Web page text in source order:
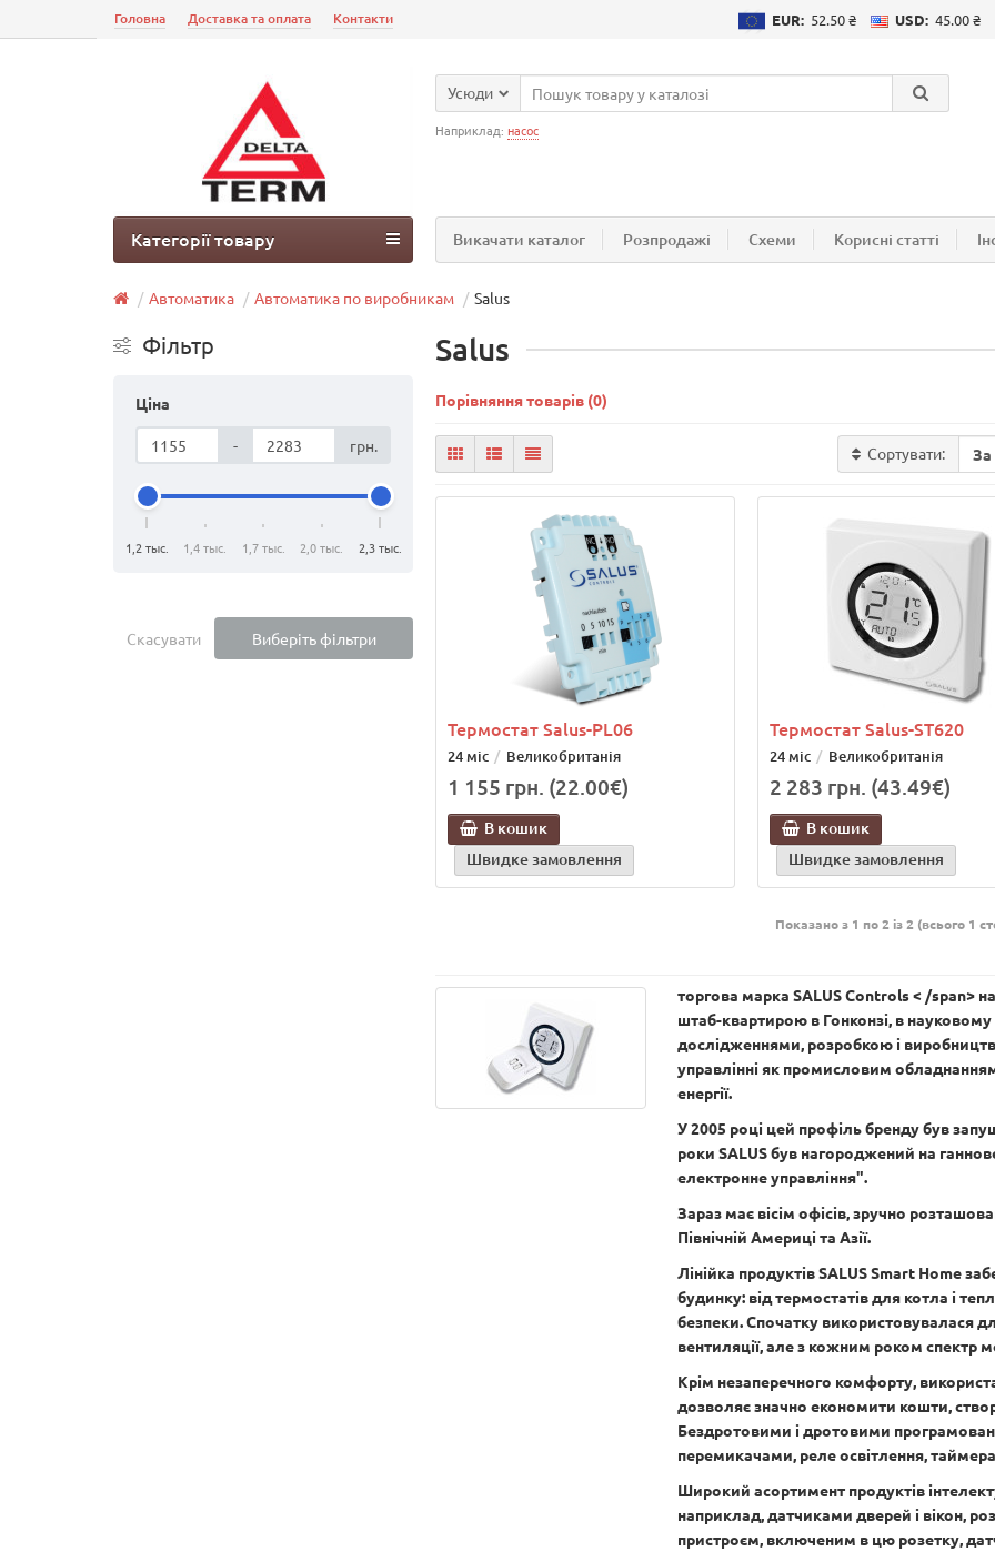
EUR: 52.50 ₴ USD: 45.00 ₴
Головна Доставка та оплата Контакти
Усюди
Наприклад: насос
Викачати каталог Розпродажі Схеми Корисні статті
Категорії товару
Автоматика Автоматика по виробникам Salus
Фільтр
Ціна
- грн.
1,2 тыс. 1,4 тыс. 1,7 тыс. 2,0 тыс. 2,3 тыс.
Скасувати Виберіть фільтри
Salus
Порівняння товарів (0)
Сортувати:
Термостат Salus-PL06
24 міс Великобританія
1 155 грн. (22.00€)
В кошик
Швидке замовлення
Термостат Salus-ST620
24 міс Великобританія
2 283 грн. (43.49€)
В кошик
Швидке замовлення
Показано з 1 по 2 із 2 (всього 1
торгова марка SALUS Controls < /span>
штаб-квартирою в Гонконзі, в
дослідженнями, розробкою і
управлінні як промисловим
енергії.
У 2005 році цей профіль бренду був
роки SALUS був нагороджений на
електронне управління".
Зараз має вісім офісів, зручно
Північній Америці та Азії.
Лінійка продуктів SALUS Smart Home
будинку: від термостатів для котла і
безпеки. Спочатку використовувалася
вентиляції, але з кожним роком спектр
Крім незаперечного комфорту,
дозволяє значно економити кошти,
Бездротовими і дротовими
перемикачами, реле освітлення,
Широкий асортимент продуктів
наприклад, датчиками дверей і вікон,
пристроєм, включеним в цю розетку,